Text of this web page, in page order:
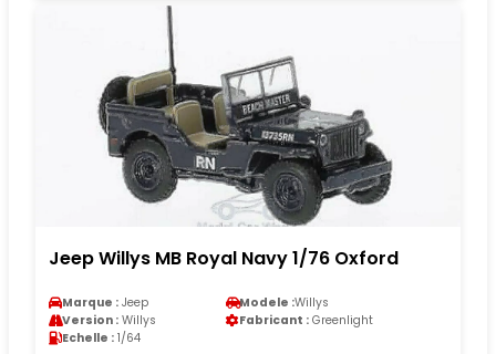
Jeep Willys MB Royal Navy 1/76 Oxford
Marque : Jeep Modele :Willys
Version : Willys Fabricant : Greenlight
Echelle : 1/64